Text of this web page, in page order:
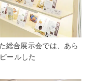
総合展示会では、あら
ールした